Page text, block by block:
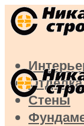
Отделка
Стены